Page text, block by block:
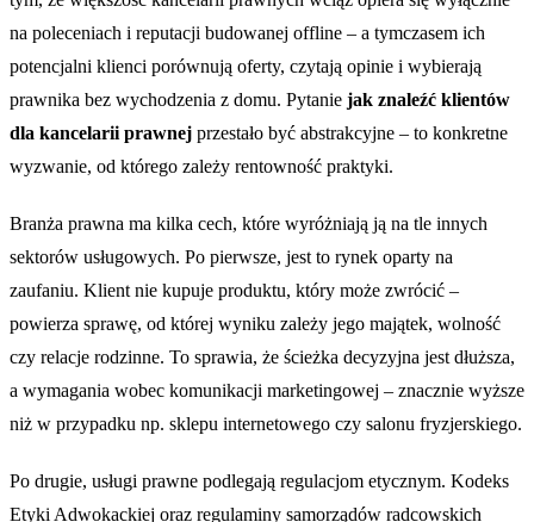
na poleceniach i reputacji budowanej offline – a tymczasem ich
potencjalni klienci porównują oferty, czytają opinie i wybierają
prawnika bez wychodzenia z domu. Pytanie jak znaleźć klientów
dla kancelarii prawnej przestało być abstrakcyjne – to konkretne
wyzwanie, od którego zależy rentowność praktyki.
Branża prawna ma kilka cech, które wyróżniają ją na tle innych
sektorów usługowych. Po pierwsze, jest to rynek oparty na
zaufaniu. Klient nie kupuje produktu, który może zwrócić –
powierza sprawę, od której wyniku zależy jego majątek, wolność
czy relacje rodzinne. To sprawia, że ścieżka decyzyjna jest dłuższa,
a wymagania wobec komunikacji marketingowej – znacznie wyższe
niż w przypadku np. sklepu internetowego czy salonu fryzjerskiego.
Po drugie, usługi prawne podlegają regulacjom etycznym. Kodeks
Etyki Adwokackiej oraz regulaminy samorządów radcowskich